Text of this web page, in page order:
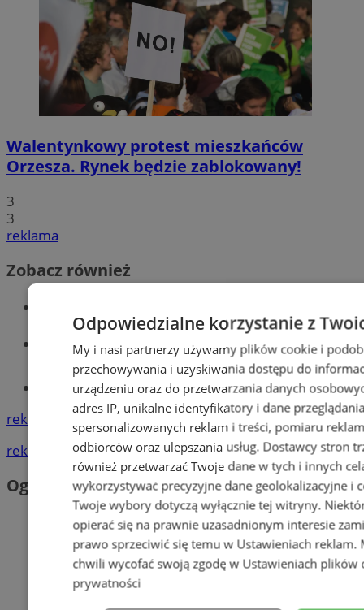
Walentynkowy protest mieszkańców
Orzesza. Rynek będzie zablokowany!
3
3
reklama
Zobacz również
Wiadomości lokalne
Tworzenie stron www - Orzesze
reklama
reklama
Ogłoszenia
Odpowiedzialne korzystanie z
My i nasi partnerzy używamy plików cookie i
przechowywania i uzyskiwania dostępu do
urządzeniu oraz do przetwarzania danych
adres IP, unikalne identyfikatory i dane
spersonalizowanych reklam i treści, pomiaru
odbiorców oraz ulepszania usług. Dostawcy stron
również przetwarzać Twoje dane w tych i innych
wykorzystywać precyzyjne dane geolokalizacyjne i
Twoje wybory dotyczą wyłącznie tej witryny.
opierać się na prawnie uzasadnionym interesie
prawo sprzeciwić się temu w Ustawieniach reklam.
chwili wycofać swoją zgodę w Ustawieniach plików
prywatności